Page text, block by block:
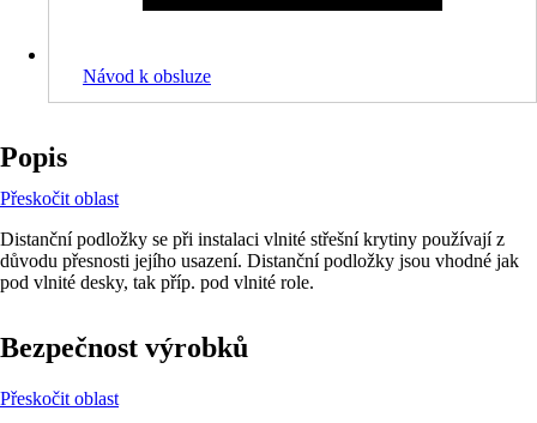
Návod k obsluze
Popis
Přeskočit oblast
Distanční podložky se při instalaci vlnité střešní krytiny používají z
důvodu přesnosti jejího usazení. Distanční podložky jsou vhodné jak
pod vlnité desky, tak příp. pod vlnité role.
Bezpečnost výrobků
Přeskočit oblast